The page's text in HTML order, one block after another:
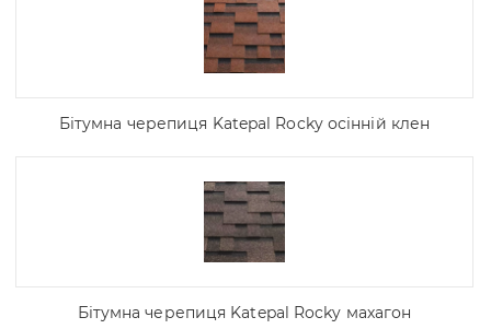
Бітумна черепиця Katepal Rocky осінній клен
Бітумна черепиця Katepal Rocky махагон